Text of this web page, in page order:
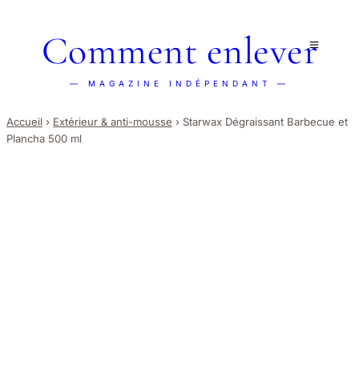
Comment enlever
— MAGAZINE INDÉPENDANT —
Accueil › Extérieur & anti-mousse › Starwax Dégraissant Barbecue et
Plancha 500 ml